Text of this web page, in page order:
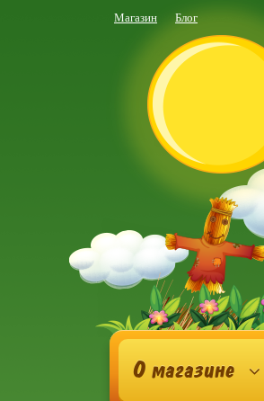
Магазин Блог
О магазине